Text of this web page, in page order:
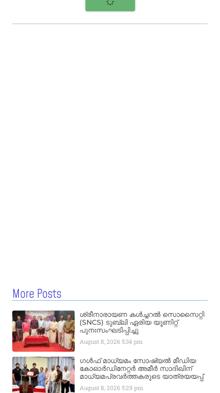
More Posts
ശ്രീനാരായണ കൾച്ചറൽ സൊസൈറ്റി
(SNCS) ടുബ്ലി ഏരിയ യൂണിറ്റ്
പുനഃസംഘടിപ്പിച്ചു
August 8, 20265:34 pm
ഗൾഫ് മാധ്യമം സോഷ്യൽ മീഡിയ
കോഓർഡിനേറ്റർ അമീർ സാദിഖിന്
മാധ്യമപ്രവർത്തകരുടെ യാത്രയയപ്പ്
August 8, 20265:29 pm